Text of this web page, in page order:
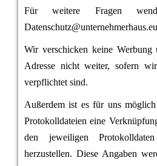
Für weitere Fragen
Wir verschicken keine
Adresse nicht weiter, sofern
verpflichtet sind.
Außerdem ist es für uns
Protokolldateien eine
den jeweiligen
herzustellen. Diese Angaben